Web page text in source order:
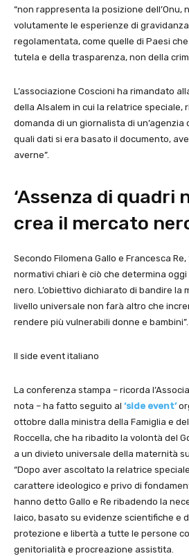
“non rappresenta la posizione dell’Onu,
volutamente le esperienze di
regolamentata, come quelle di Paesi
tutela e della trasparenza, non della
L’associazione Coscioni ha rimandato
della Alsalem in cui la relatrice speciale,
domanda di un giornalista di un’agenzia
quali dati si era basato il documento,
averne”.
‘Assenza di quadri
crea il mercato
Secondo Filomena Gallo e Francesca
normativi chiari è ciò che determina
nero. L’obiettivo dichiarato di bandire la
livello universale non farà altro che
rendere più vulnerabili donne e bambini”.
Il side event italiano
La conferenza stampa – ricorda
nota – ha fatto seguito al ‘side event’
ottobre dalla ministra della Famiglia e
Roccella, che ha ribadito la volontà del
a un divieto universale della maternità
“Dopo aver ascoltato la relatrice
carattere ideologico e privo di
hanno detto Gallo e Re ribadendo la
laico, basato su evidenze scientifiche e
protezione e libertà a tutte le persone
genitorialità e procreazione assistita.